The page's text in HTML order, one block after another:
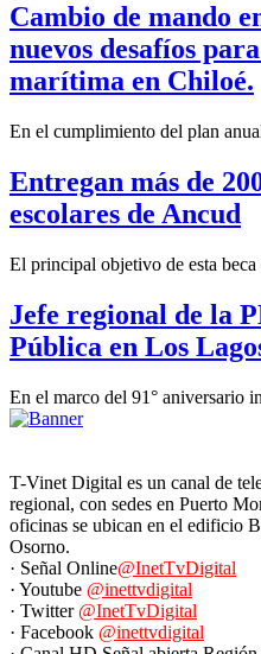
Cambio de mando
nuevos desafíos
marítima en Chiloé.
En el cumplimiento del plan
Entregan más de
escolares de Ancud
El principal objetivo de esta beca
Jefe regional de la
Pública en Los
En el marco del 91° aniversario
T-Vinet Digital es un canal de
regional, con sedes en Puerto
oficinas se ubican en el edificio
Osorno.
· Señal Online@InetTvDigital
· Youtube @inettvdigital
· Twitter @InetTvDigital
· Facebook @inettvdigital